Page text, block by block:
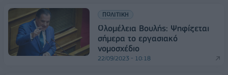
ΠΟΛΙΤΙΚΗ
Ολομέλεια Βουλής: Ψηφίζεται
σήμερα το εργασιακό
νομοσχέδιο
22/09/2023 - 10:18